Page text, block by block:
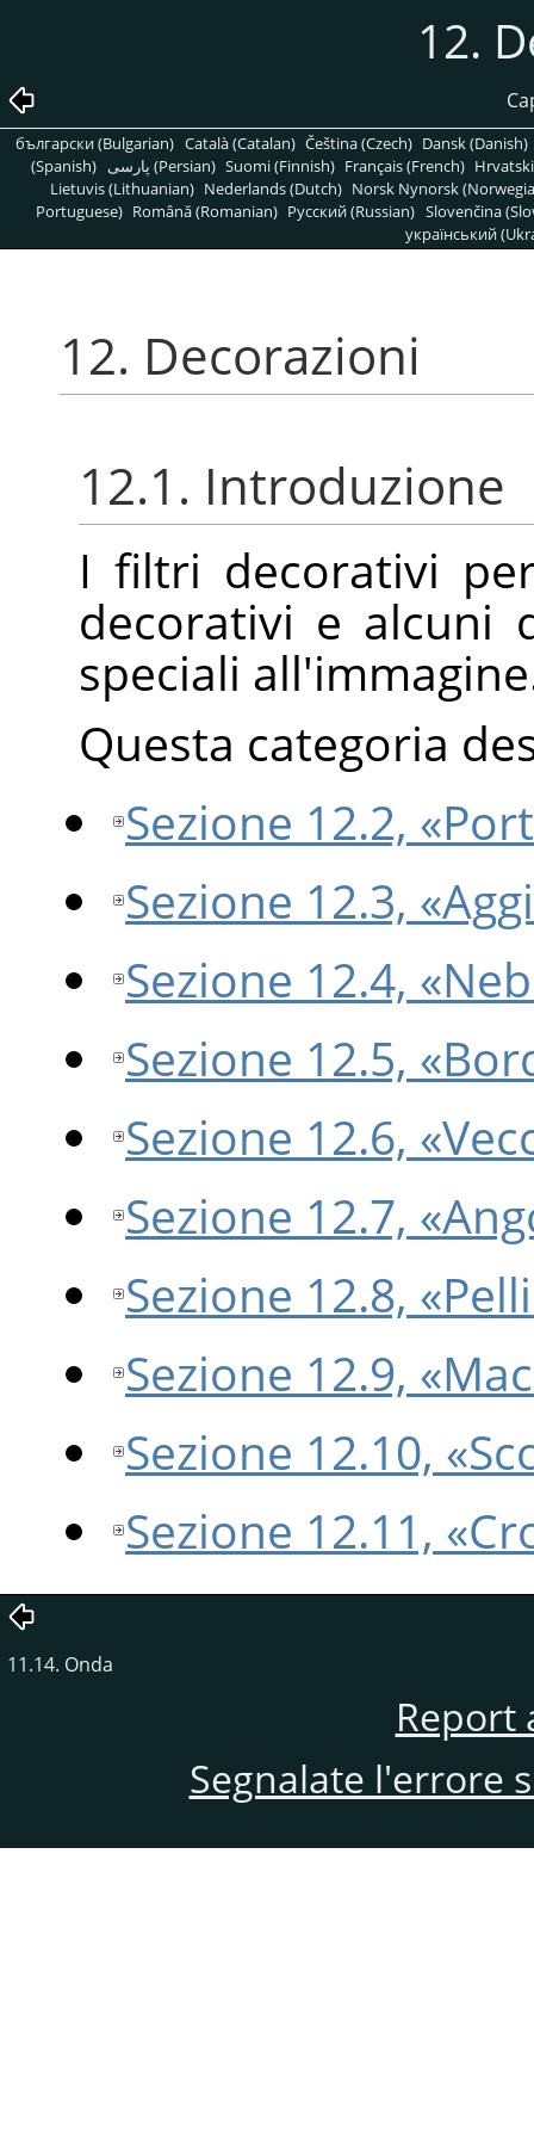
12.
български (Bulgarian) Català (Catalan) Čeština (Czech) Dansk (Danish)
(Spanish)
پارسی (Persian) Suomi (Finnish) Français (French)
Lietuvis (Lithuanian) Nederlands (Dutch) Norsk Nynorsk
Portuguese) Română (Romanian) Pусский (Russian) Slovenčina
український
12. Decorazioni
12.1. Introduzione
I filtri decorativi
decorativi e alcuni
speciali
Questa categoria
Sezione 12.2,
Sezione 12.3,
Sezione 12.4,
Sezione 12.5,
Sezione 12.6,
Sezione 12.7,
Sezione 12.8,
Sezione 12.9,
Sezione 12.10,
Sezione 12.11,
11.14. Onda
Report
Segnalate l'errore